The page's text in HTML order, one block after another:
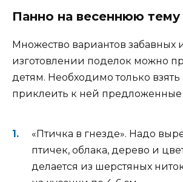
Панно на весеннюю тему
Множество вариантов забавных
изготовлении поделок можно
детям. Необходимо только взять
приклеить к ней предложенные
«Птичка в гнезде». Надо
птичек, облака, дерево и
делается из шерстяных